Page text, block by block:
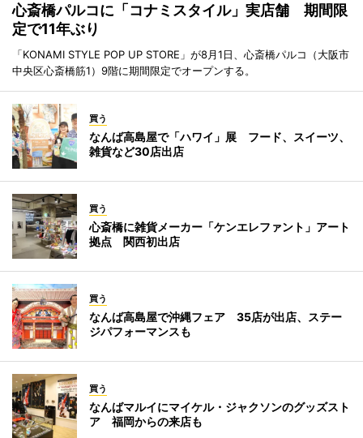
心斎橋パルコに「コナミスタイル」実店舗 期間限
定で11年ぶり
「KONAMI STYLE POP UP STORE」が8月1日、心斎橋パルコ（大阪市
中央区心斎橋筋1）9階に期間限定でオープンする。
買う
なんば高島屋で「ハワイ」展 フード、スイーツ、
雑貨など30店出店
買う
心斎橋に雑貨メーカー「ケンエレファント」アート
拠点 関西初出店
買う
なんば高島屋で沖縄フェア 35店が出店、ステー
ジパフォーマンスも
買う
なんばマルイにマイケル・ジャクソンのグッズスト
ア 福岡からの来店も